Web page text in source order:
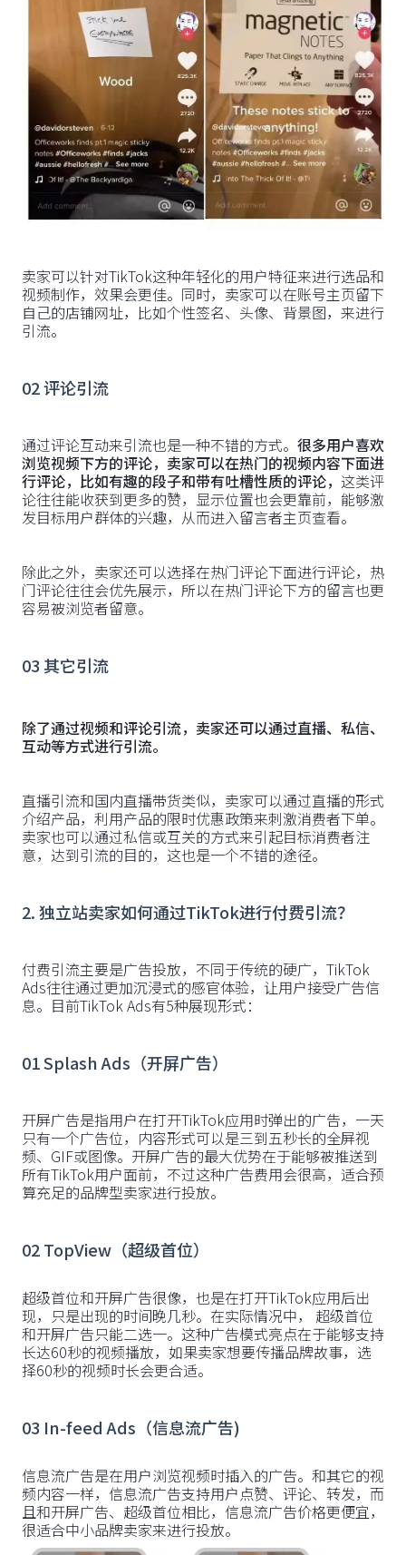
卖家可以针对TikTok这种年轻化的用户特征来进行选品和
视频制作，效果会更佳。同时，卖家可以在账号主页留下
自己的店铺网址，比如个性签名、头像、背景图，来进行
引流。
02评论引流
通过评论互动来引流也是一种不错的方式。 很多用户喜欢
浏览视频下方的评论，卖家可以在热门的视频内容下面进
行评论，比如有趣的段子和带有吐槽性质的评论， 这类评
论往往能收获到更多的赞，显示位置也会更靠前，能够激
发目标用户群体的兴趣，从而进入留言者主页查看。
除此之外，卖家还可以选择在热门评论下面进行评论，热
门评论往往会优先展示，所以在热门评论下方的留言也更
容易被浏览者留意。
03其它引流
除了通过视频和评论引流，卖家还可以通过直播、私信、
互动等方式进行引流。
直播引流和国内直播带货类似，卖家可以通过直播的形式
介绍产品，利用产品的限时优惠政策来刺激消费者下单。
卖家也可以通过私信或互关的方式来引起目标消费者注
意，达到引流的目的，这也是一个不错的途径。
2. 独立站卖家如何通过TikTok进行付费引流？
付费引流主要是广告投放，不同于传统的硬广，TikTok
Ads往往通过更加沉浸式的感官体验，让用户接受广告信
息。目前TikTok Ads有5种展现形式：
01Splash Ads（开屏广告）
开屏广告是指用户在打开TikTok应用时弹出的广告，一天
只有一个广告位，内容形式可以是三到五秒长的全屏视
频、GIF或图像。开屏广告的最大优势在于能够被推送到
所有TikTok用户面前，不过这种广告费用会很高，适合预
算充足的品牌型卖家进行投放。
02TopView（超级首位）
超级首位和开屏广告很像，也是在打开TikTok应用后出
现，只是出现的时间晚几秒。在实际情况中， 超级首位
和开屏广告只能二选一。这种广告模式亮点在于能够支持
长达60秒的视频播放，如果卖家想要传播品牌故事，选
择60秒的视频时长会更合适。
03 In-feed Ads（信息流广告)
信息流广告是在用户浏览视频时插入的广告。和其它的视
频内容一样，信息流广告支持用户点赞、评论、转发，而
且和开屏广告、超级首位相比，信息流广告价格更便宜，
很适合中小品牌卖家来进行投放。